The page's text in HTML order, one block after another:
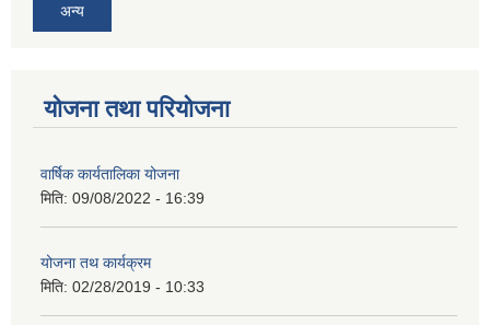
अन्य
योजना तथा परियोजना
वार्षिक कार्यतालिका योजना
मिति: 09/08/2022 - 16:39
योजना तथ कार्यक्रम
मिति: 02/28/2019 - 10:33